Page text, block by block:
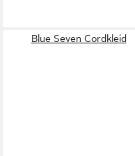
Blue Seven Cordkleid